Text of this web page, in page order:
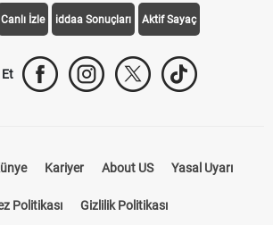
Canlı İzle iddaa Sonuçları Aktif Sayaç
Kariyer About US Yasal Uyarı
Politikası Gizlilik Politikası